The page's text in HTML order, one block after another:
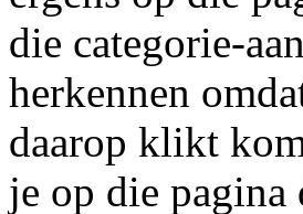
die categorie-
herkennen
daarop klikt
je op die